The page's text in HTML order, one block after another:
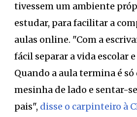
tivessem um ambiente
estudar, para facilitar a
aulas online. "Com a
fácil separar a vida escolar
Quando a aula termina é só
mesinha de lado e sentar-
pais", disse o carpinteiro à